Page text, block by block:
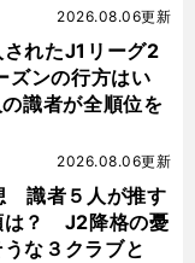
れたJ1リーグ2
ンの行方はい
識者が全順位を
2026.08.06更新
識者５人が推す
は？ J2降格の憂
な３クラブと
2026.08.06更新